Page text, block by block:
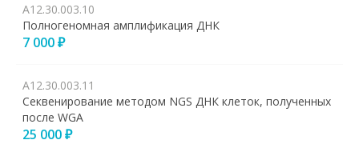
А12.30.003.10
Полногеномная амплификация ДНК
7 000 ₽
А12.30.003.11
Секвенирование методом NGS ДНК клеток, полученных
после WGA
25 000 ₽